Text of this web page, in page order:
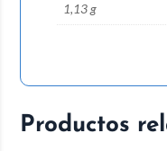
1,13 g
Productos